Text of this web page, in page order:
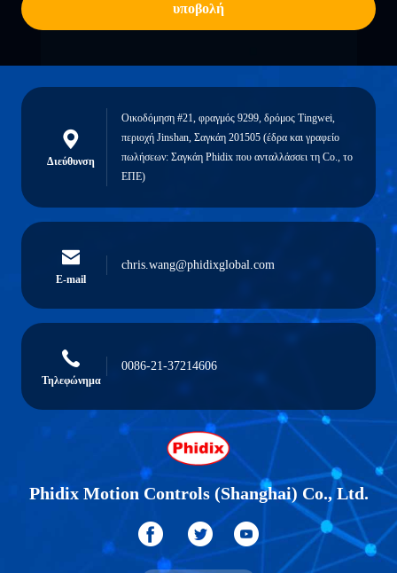
υποβολή
Διεύθυνση
Οικοδόμηση #21, φραγμός 9299, δρόμος Tingwei,
περιοχή Jinshan, Σαγκάη 201505 (έδρα και γραφείο
πωλήσεων: Σαγκάη Phidix που ανταλλάσσει τη Co., το
ΕΠΕ)
E-mail
chris.wang@phidixglobal.com
Τηλεφώνημα
0086-21-37214606
Phidix Motion Controls (Shanghai) Co., Ltd.